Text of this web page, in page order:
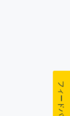
フィードバック